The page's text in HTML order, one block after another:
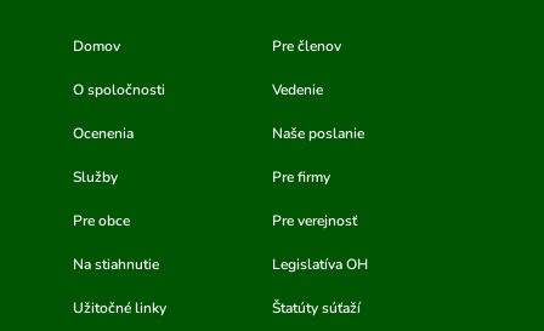
Domov Pre členov
O spoločnosti Vedenie
Ocenenia Naše poslanie
Služby Pre firmy
Pre obce Pre verejnosť
Na stiahnutie Legislatíva OH
Užitočné linky Štatúty súťaží